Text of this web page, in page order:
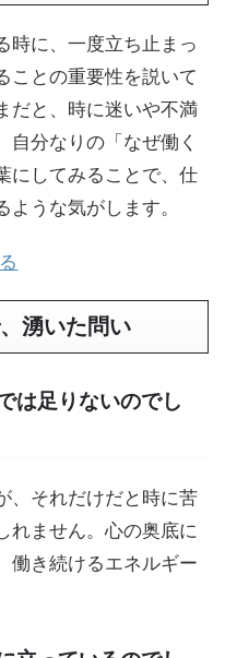
時に、一度立ち止まっ
ことの重要性を説いて
だと、時に迷いや不満
自分なりの「なぜ働く
にしてみることで、仕
うな気がします。
湧いた問い
は足りないのでし
、それだけだと時に苦
れません。心の奥底に
働き続けるエネルギー